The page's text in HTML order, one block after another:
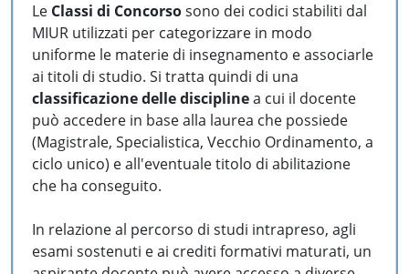
Le Classi di Concorsosono dei codici stabiliti dal
MIUR utilizzati per categorizzare in modo
uniforme le materie di insegnamento e associarle
ai titoli di studio. Si tratta quindi di una
classificazione delle disciplinea cui il docente
può accedere in base alla laurea che possiede
(Magistrale, Specialistica, Vecchio Ordinamento, a
ciclo unico) e all'eventuale titolo di abilitazione
che ha conseguito.
In relazione al percorso di studi intrapreso, agli
esami sostenuti e ai crediti formativi maturati, un